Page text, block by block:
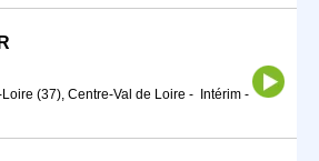
(37), Centre-Val de Loire - Intérim -